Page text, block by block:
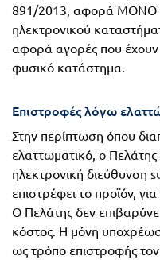
891/2013, αφορά ΜΟΝΟ
ηλεκτρονικού
αφορά αγορές που έχουν
φυσικό κατάστημα.
Επιστροφές λόγω
Στην περίπτωση όπου
ελαττωματικό, ο
ηλεκτρονική διεύθυνση
επιστρέφει το προϊόν,
Ο Πελάτης δεν
κόστος. Η μόνη
ως τρόπο επιστροφής